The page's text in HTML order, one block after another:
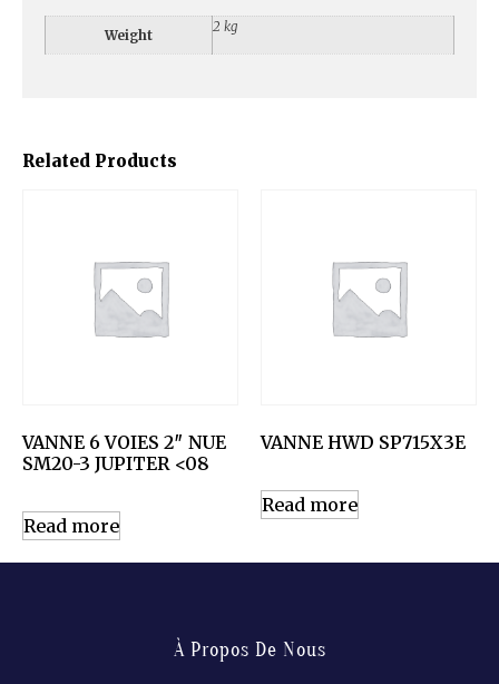
Related Products
VANNE 6 VOIES 2″ NUE
SM20-3 JUPITER <08
Read more
VANNE HWD SP715X3E
Read more
Weight
2 kg
À Propos De Nous